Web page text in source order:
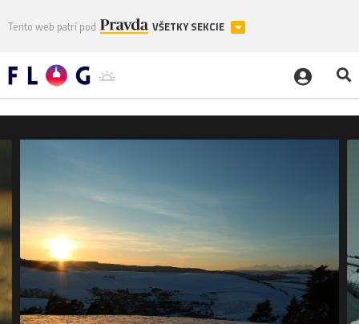
Tento web patrí pod VŠETKY SEKCIE